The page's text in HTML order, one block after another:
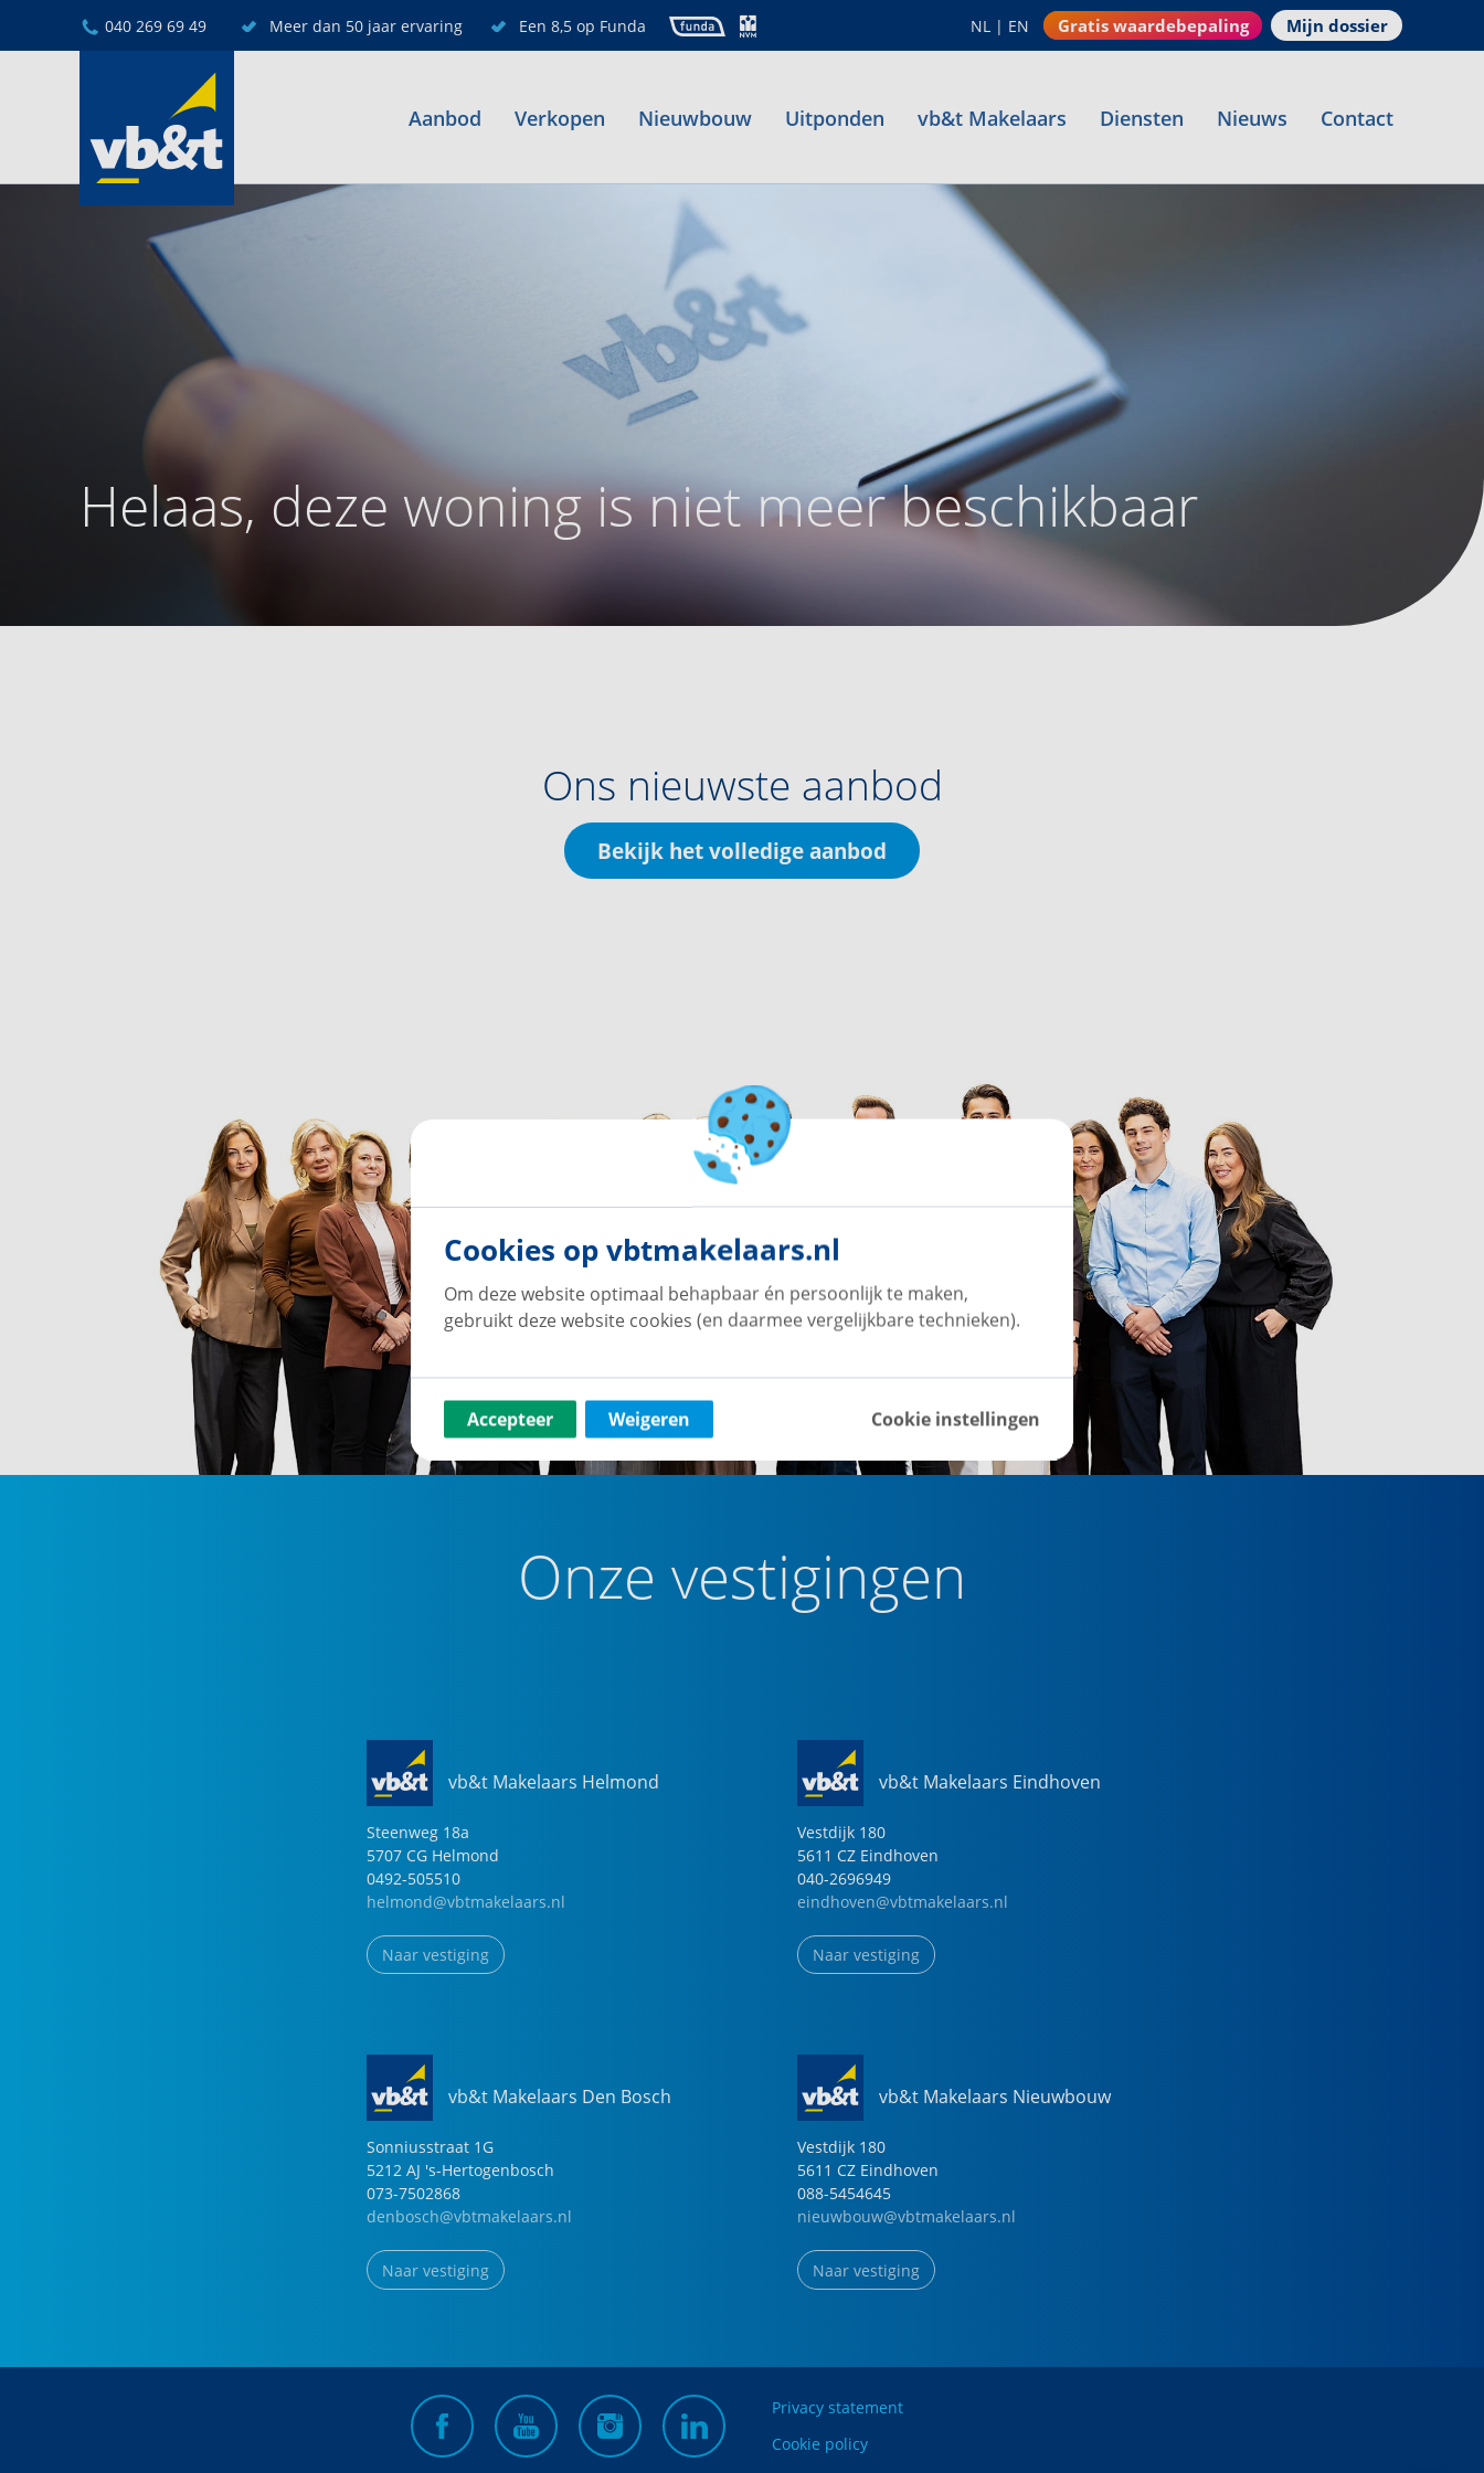
040 269 69 49 Meer dan 50 jaar ervaring Een 8,5 op Funda NL | EN Gratis waardebepaling Mijn dossier
Aanbod Verkopen Nieuwbouw Uitponden vb&t Makelaars Diensten Nieuws Contact
Helaas, deze woning is niet meer beschikbaar
Ons nieuwste aanbod
Bekijk het volledige aanbod
Onze vestigingen
vb&t Makelaars Helmond
Steenweg 18a
5707 CG Helmond
0492-505510
helmond@vbtmakelaars.nl
Naar vestiging
vb&t Makelaars Eindhoven
Vestdijk 180
5611 CZ Eindhoven
040-2696949
eindhoven@vbtmakelaars.nl
Naar vestiging
vb&t Makelaars Den Bosch
Sonniusstraat 1G
5212 AJ 's-Hertogenbosch
073-7502868
denbosch@vbtmakelaars.nl
Naar vestiging
vb&t Makelaars Nieuwbouw
Vestdijk 180
5611 CZ Eindhoven
088-5454645
nieuwbouw@vbtmakelaars.nl
Naar vestiging
Privacy statement
Cookie policy
Cookies op vbtmakelaars.nl
Om deze website optimaal behapbaar én persoonlijk te maken,
gebruikt deze website cookies (en daarmee vergelijkbare technieken).
Accepteer Weigeren Cookie instellingen